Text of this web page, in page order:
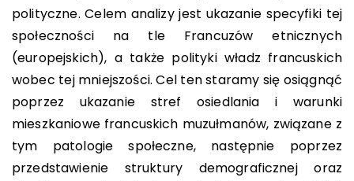
polityczne. Celem analizy jest ukazanie specyfiki tej
społeczności na tle Francuzów etnicznych
(europejskich), a także polityki władz francuskich
wobec tej mniejszości. Cel ten staramy się osiągnąć
poprzez ukazanie stref osiedlania i warunki
mieszkaniowe francuskich muzułmanów, związane z
tym patologie społeczne, następnie poprzez
przedstawienie struktury demograficznej oraz